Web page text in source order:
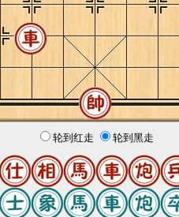
轮到红走 轮到黑走